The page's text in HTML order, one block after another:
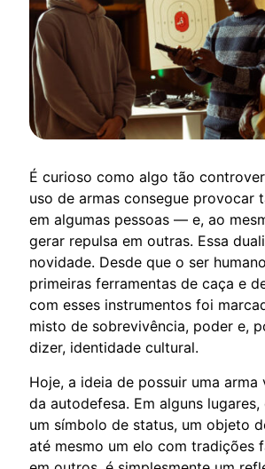
É curioso como algo tão
uso de armas consegue provocar
em algumas pessoas — e, ao
gerar repulsa em outras. Essa
novidade. Desde que o ser
primeiras ferramentas de caça e
com esses instrumentos foi
misto de sobrevivência, poder e,
dizer, identidade cultural.
Hoje, a ideia de possuir uma arma
da autodefesa. Em alguns
um símbolo de status, um objeto
até mesmo um elo com tradições